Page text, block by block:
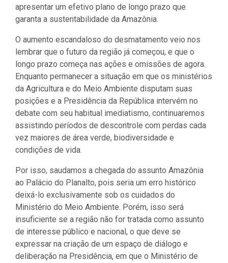
apresentar um efetivo plano de longo prazo que
garanta a sustentabilidade da Amazônia.
O aumento escandaloso do desmatamento veio nos
lembrar que o futuro da região já começou, e que o
longo prazo começa nas ações e omissões de agora.
Enquanto permanecer a situação em que os ministérios
da Agricultura e do Meio Ambiente disputam suas
posições e a Presidência da República intervém no
debate com seu habitual imediatismo, continuaremos
assistindo períodos de descontrole com perdas cada
vez maiores de área verde, biodiversidade e
condições de vida.
Por isso, saudamos a chegada do assunto Amazônia
ao Palácio do Planalto, pois seria um erro histórico
deixá-lo exclusivamente sob os cuidados do
Ministério do Meio Ambiente. Porém, isso será
insuficiente se a região não for tratada como assunto
de interesse público e nacional, o que deve se
expressar na criação de um espaço de diálogo e
deliberação na Presidência, em que o Ministério de